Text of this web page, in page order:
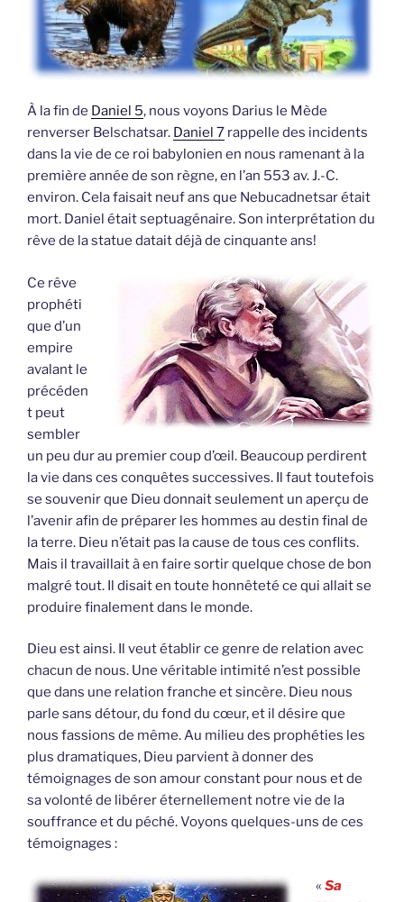
À la fin de Daniel 5, nous voyons Darius le Mède
renverser Belschatsar. Daniel 7 rappelle des incidents
dans la vie de ce roi babylonien en nous ramenant à la
première année de son règne, en l’an 553 av. J.-C.
environ. Cela faisait neuf ans que Nebucadnetsar était
mort. Daniel était septuagénaire. Son interprétation du
rêve de la statue datait déjà de cinquante ans!
Ce rêve
prophéti
que d’un
empire
avalant le
précéden
t peut
sembler
un peu dur au premier coup d’œil. Beaucoup perdirent
la vie dans ces conquêtes successives. Il faut toutefois
se souvenir que Dieu donnait seulement un aperçu de
l’avenir afin de préparer les hommes au destin final de
la terre. Dieu n’était pas la cause de tous ces conflits.
Mais il travaillait à en faire sortir quelque chose de bon
malgré tout. Il disait en toute honnêteté ce qui allait se
produire finalement dans le monde.
Dieu est ainsi. Il veut établir ce genre de relation avec
chacun de nous. Une véritable intimité n’est possible
que dans une relation franche et sincère. Dieu nous
parle sans détour, du fond du cœur, et il désire que
nous fassions de même. Au milieu des prophéties les
plus dramatiques, Dieu parvient à donner des
témoignages de son amour constant pour nous et de
sa volonté de libérer éternellement notre vie de la
souffrance et du péché. Voyons quelques-uns de ces
témoignages :
« Sa